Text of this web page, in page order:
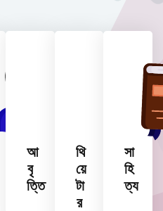
আ
বৃ
ত্তি
থি
য়ে
টা
র
সা
হি
ত্য